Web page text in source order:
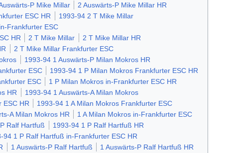
P Mike Millar
2 Auswärts-P Mike Millar HR
ESC HR
1993-94 2 T Mike Millar
Frankfurter ESC
HR 2 T Mike Millar
2 T Mike Millar HR
2 T Mike Millar Frankfurter ESC
1993-94 1 Auswärts-P Milan Mokros HR
ESC
1993-94 1 P Milan Mokros Frankfurter ESC HR
ESC
1 P Milan Mokros in-Frankfurter ESC HR
HR
1993-94 1 Auswärts-A Milan Mokros
ESC HR
1993-94 1 A Milan Mokros Frankfurter ESC
A Milan Mokros HR
1 A Milan Mokros in-Frankfurter ESC
Ralf Hartfuß
1993-94 1 P Ralf Hartfuß HR
94 1 P Ralf Hartfuß in-Frankfurter ESC HR
1 Auswärts-P Ralf Hartfuß
1 Auswärts-P Ralf Hartfuß HR